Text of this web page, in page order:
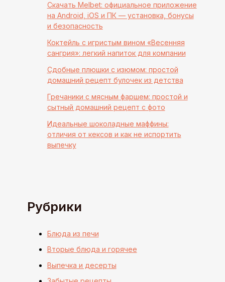
Скачать Melbet: официальное приложение
на Android, iOS и ПК — установка, бонусы
и безопасность
Коктейль с игристым вином «Весенняя
сангрия»: легкий напиток для компании
Сдобные плюшки с изюмом: простой
домашний рецепт булочек из детства
Гречаники с мясным фаршем: простой и
сытный домашний рецепт с фото
Идеальные шоколадные маффины:
отличия от кексов и как не испортить
выпечку
Рубрики
Блюда из печи
Вторые блюда и горячее
Выпечка и десерты